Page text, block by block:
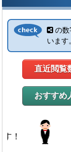
の数
います
直近閲覧
おすすめ